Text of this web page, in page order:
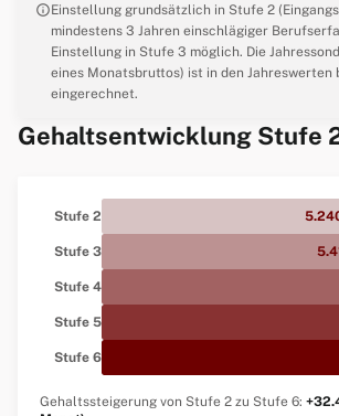
infoEinstellung grundsätzlich in Stufe 2
mindestens 3 Jahren einschlägiger
Einstellung in Stufe 3 möglich. Die
eines Monatsbruttos) ist in den Jahreswerten
eingerechnet.
Gehaltsentwicklung Stufe
Stufe 2
Stufe 3
Stufe 4
Stufe 5
Stufe 6
Gehaltssteigerung von Stufe 2 zu Stufe 6: